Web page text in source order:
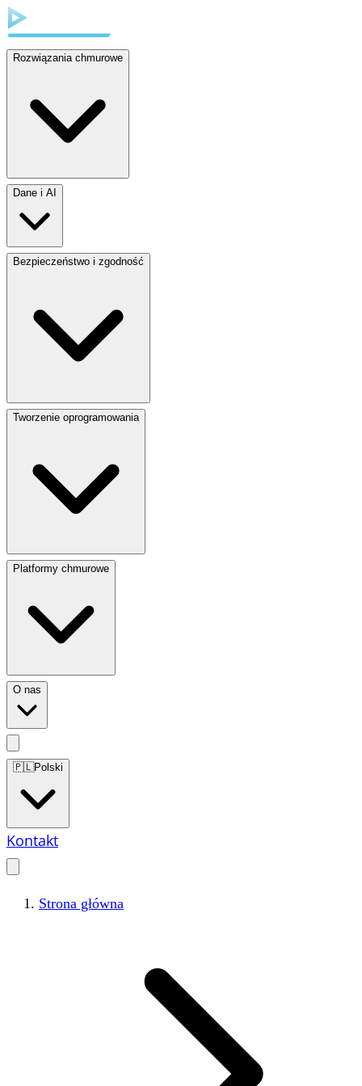
Rozwiązania chmurowe
Dane i AI
Bezpieczeństwo i zgodność
Tworzenie oprogramowania
Platformy chmurowe
O nas
🇵🇱Polski
Kontakt
Strona główna